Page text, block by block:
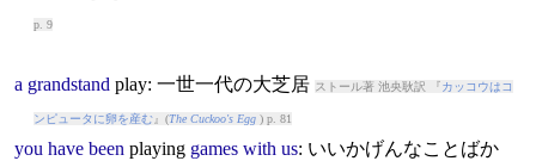
p. 9
a grandstand play: 一世一代の大芝居 ストール著 池央耿訳 『 カッコウはコ
ンピュータに卵を産む』(The Cuckoo's Egg) p. 81
you have been playing games with us: いいかげんなことばか